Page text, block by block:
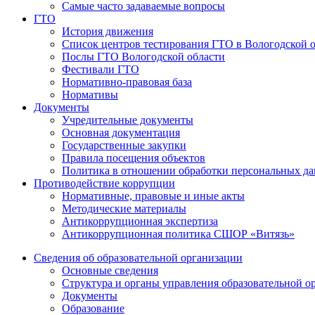
Самые часто задаваемые вопросы
ГТО
История движения
Список центров тестирования ГТО в Вологодской
Послы ГТО Вологодской области
Фестивали ГТО
Нормативно-правовая база
Нормативы
Документы
Учредительные документы
Основная документация
Государственные закупки
Правила посещения объектов
Политика в отношении обработки персональных
Противодействие коррупции
Нормативные, правовые и иные акты
Методические материалы
Антикоррупционная экспертиза
Антикоррупционная политика СШОР «Витязь»
Сведения об образовательной организации
Основные сведения
Структура и органы управления образовательной
Документы
Образование